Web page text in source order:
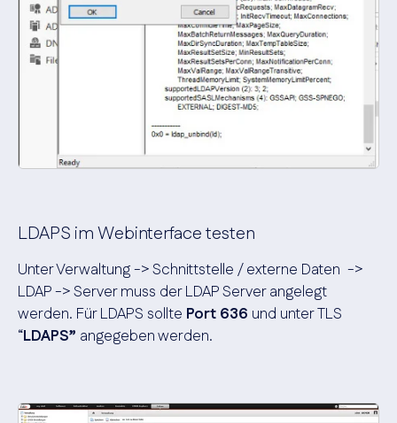
LDAPS im Webinterface testen
Unter Verwaltung -> Schnittstelle / externe Daten ->
LDAP -> Server muss der LDAP Server angelegt
werden. Für LDAPS sollte Port 636 und unter TLS
“LDAPS” angegeben werden.